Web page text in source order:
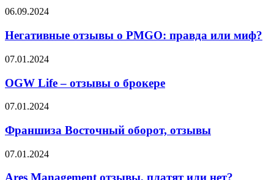
Тайги
что
этом
партнёры
Негативные
о
PMGO:
правда
или
миф?
06.09.2024
Негативные отзывы о PMGO: правда или миф?
OGW
–
отзывы
о
07.01.2024
OGW Life – отзывы о брокере
Франшиза
оборот,
отзывы
07.01.2024
Франшиза Восточный оборот, отзывы
Ares
отзывы,
07.01.2024